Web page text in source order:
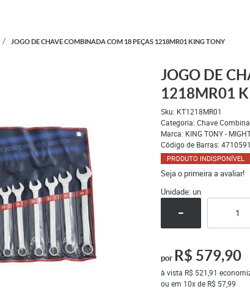
JOGO DE CHAVE COMBINADA COM 18 PEÇAS 1218MR01 KING TONY
JOGO DE
1218MR01
Sku: KT1218MR01
Categoria: Chave
Marca: KING TONY -
Código de Barras:
PRODUTO INDISPONÍVEL
Seja o primeira a avaliar!
Unidade: un
por R$ 579,90
à vista R$ 521,91
ou em 10xde R$ 57,99